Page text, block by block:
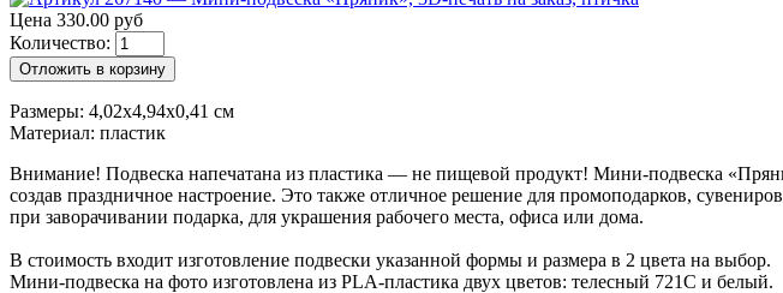
Цена 330.00 руб
Количество:
Отложить в корзину
Размеры: 4,02x4,94x0,41 см
Материал: пластик
Внимание! Подвеска напечатана из пластика — не пищевой продукт! Мини-подвеска
создав праздничное настроение. Это также отличное решение для промоподарков,
при заворачивании подарка, для украшения рабочего места, офиса или дома.
В стоимость входит изготовление подвески указанной формы и размера в 2 цвета на выбор.
Мини-подвеска на фото изготовлена из PLA-пластика двух цветов: телесный 721С и белый.